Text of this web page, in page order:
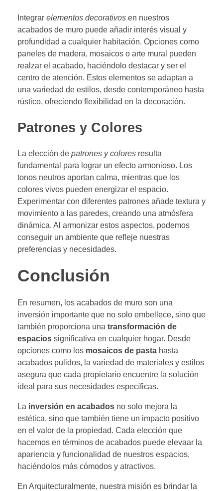
Integrar elementos decorativos en nuestros
acabados de muro puede añadir interés visual y
profundidad a cualquier habitación. Opciones como
paneles de madera, mosaicos o arte mural pueden
realzar el acabado, haciéndolo destacar y ser el
centro de atención. Estos elementos se adaptan a
una variedad de estilos, desde contemporáneo hasta
rústico, ofreciendo flexibilidad en la decoración.
Patrones y Colores
La elección de patrones y colores resulta
fundamental para lograr un efecto armonioso. Los
tonos neutros aportan calma, mientras que los
colores vivos pueden energizar el espacio.
Experimentar con diferentes patrones añade textura y
movimiento a las paredes, creando una atmósfera
dinámica. Al armonizar estos aspectos, podemos
conseguir un ambiente que refleje nuestras
preferencias y necesidades.
Conclusión
En resumen, los acabados de muro son una
inversión importante que no solo embellece, sino que
también proporciona una transformación de
espacios significativa en cualquier hogar. Desde
opciones como los mosaicos de pasta hasta
acabados pulidos, la variedad de materiales y estilos
asegura que cada propietario encuentre la solución
ideal para sus necesidades específicas.
La inversión en acabados no solo mejora la
estética, sino que también tiene un impacto positivo
en el valor de la propiedad. Cada elección que
hacemos en términos de acabados puede elevaar la
apariencia y funcionalidad de nuestros espacios,
haciéndolos más cómodos y atractivos.
En Arquitecturalmente, nuestra misión es brindar la